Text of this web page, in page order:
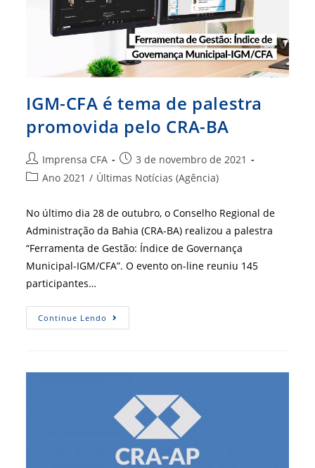
IGM-CFA é tema de palestra
promovida pelo CRA-BA
Autor
do
Imprensa CFA
Post
publicado:
3 de novembro de 2021
Categoria
post:
Ano 2021 / Últimas Notícias (Agência)
No último dia 28 de outubro, o Conselho Regional de
Administração da Bahia (CRA-BA) realizou a palestra
“Ferramenta de Gestão: Índice de Governança
Municipal-IGM/CFA”. O evento on-line reuniu 145
participantes…
Continue Lendo IGM-
CFA
Promovida
CRA-
BA